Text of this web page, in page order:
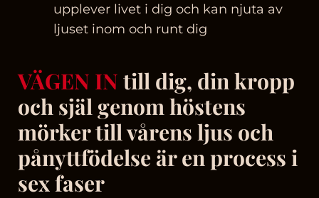
upplever livet i dig och kan njuta av
ljuset inom och runt dig
VÄGEN IN till dig, din kropp
och själ genom höstens
mörker till vårens ljus och
pånyttfödelse är en process i
sex faser